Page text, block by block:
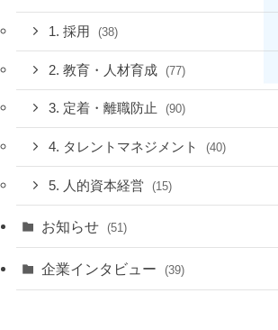
1. 採用 (38)
2. 教育・人材育成 (77)
3. 定着・離職防止 (90)
4. タレントマネジメント (40)
5. 人的資本経営 (15)
お知らせ (51)
企業インタビュー (39)